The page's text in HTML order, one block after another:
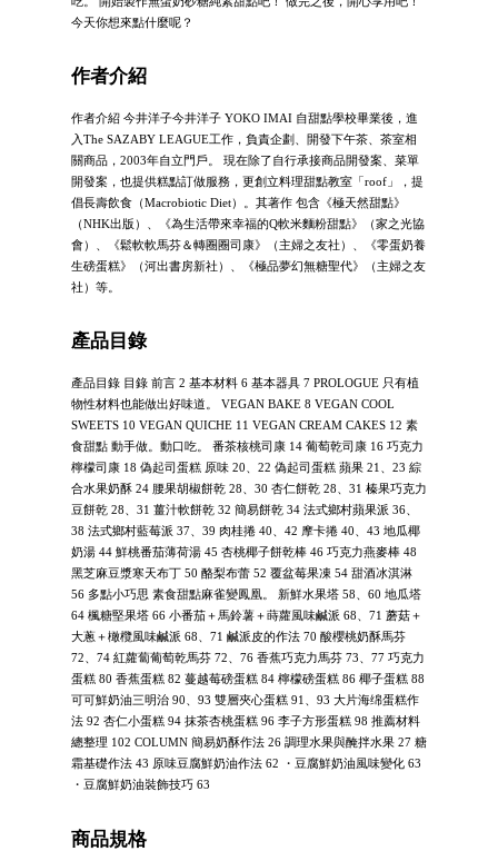
今天你想來點什麼呢？
作者介紹
作者介紹 今井洋子今井洋子 YOKO IMAI 自甜點學校畢業後，進
入The SAZABY LEAGUE工作，負責企劃、開發下午茶、茶室相
關商品，2003年自立門戶。 現在除了自行承接商品開發案、菜單
開發案，也提供糕點訂做服務，更創立料理甜點教室「roof」，提
倡長壽飲食（Macrobiotic Diet）。其著作 包含《極天然甜點》
（NHK出版）、《為生活帶來幸福的Q軟米麵粉甜點》（家之光協
會）、《鬆軟軟馬芬＆轉圈圈司康》（主婦之友社）、《零蛋奶養
生磅蛋糕》（河出書房新社）、《極品夢幻無糖聖代》（主婦之友
社）等。
產品目錄
產品目錄 目錄 前言 2 基本材料 6 基本器具 7 PROLOGUE 只有植
物性材料也能做出好味道。 VEGAN BAKE 8 VEGAN COOL
SWEETS 10 VEGAN QUICHE 11 VEGAN CREAM CAKES 12 素
食甜點 動手做。動口吃。 番茶核桃司康 14 葡萄乾司康 16 巧克力
檸檬司康 18 偽起司蛋糕 原味 20、22 偽起司蛋糕 蘋果 21、23 綜
合水果奶酥 24 腰果胡椒餅乾 28、30 杏仁餅乾 28、31 榛果巧克力
豆餅乾 28、31 薑汁軟餅乾 32 簡易餅乾 34 法式鄉村蘋果派 36、
38 法式鄉村藍莓派 37、39 肉桂捲 40、42 摩卡捲 40、43 地瓜椰
奶湯 44 鮮桃番茄薄荷湯 45 杏桃椰子餅乾棒 46 巧克力燕麥棒 48
黑芝麻豆漿寒天布丁 50 酪梨布蕾 52 覆盆莓果凍 54 甜酒冰淇淋
56 多點小巧思 素食甜點麻雀變鳳凰。 新鮮水果塔 58、60 地瓜塔
64 楓糖堅果塔 66 小番茄＋馬鈴薯＋蒔蘿風味鹹派 68、71 蘑菇＋
大蔥＋橄欖風味鹹派 68、71 鹹派皮的作法 70 酸櫻桃奶酥馬芬
72、74 紅蘿蔔葡萄乾馬芬 72、76 香蕉巧克力馬芬 73、77 巧克力
蛋糕 80 香蕉蛋糕 82 蔓越莓磅蛋糕 84 檸檬磅蛋糕 86 椰子蛋糕 88
可可鮮奶油三明治 90、93 雙層夾心蛋糕 91、93 大片海绵蛋糕作
法 92 杏仁小蛋糕 94 抹茶杏桃蛋糕 96 李子方形蛋糕 98 推薦材料
總整理 102 COLUMN 簡易奶酥作法 26 調理水果與醃拌水果 27 糖
霜基礎作法 43 原味豆腐鮮奶油作法 62 ・豆腐鮮奶油風味變化 63
・豆腐鮮奶油裝飾技巧 63
商品規格